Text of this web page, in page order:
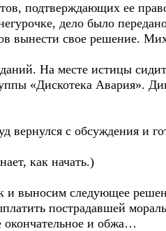
подтверждающих ее
дело было
вынести свое решение.
На месте истицы
«Дискотека Авария».
с обсуждения и
как начать.)
и выносим следующее
пострадавшей
и обжа…